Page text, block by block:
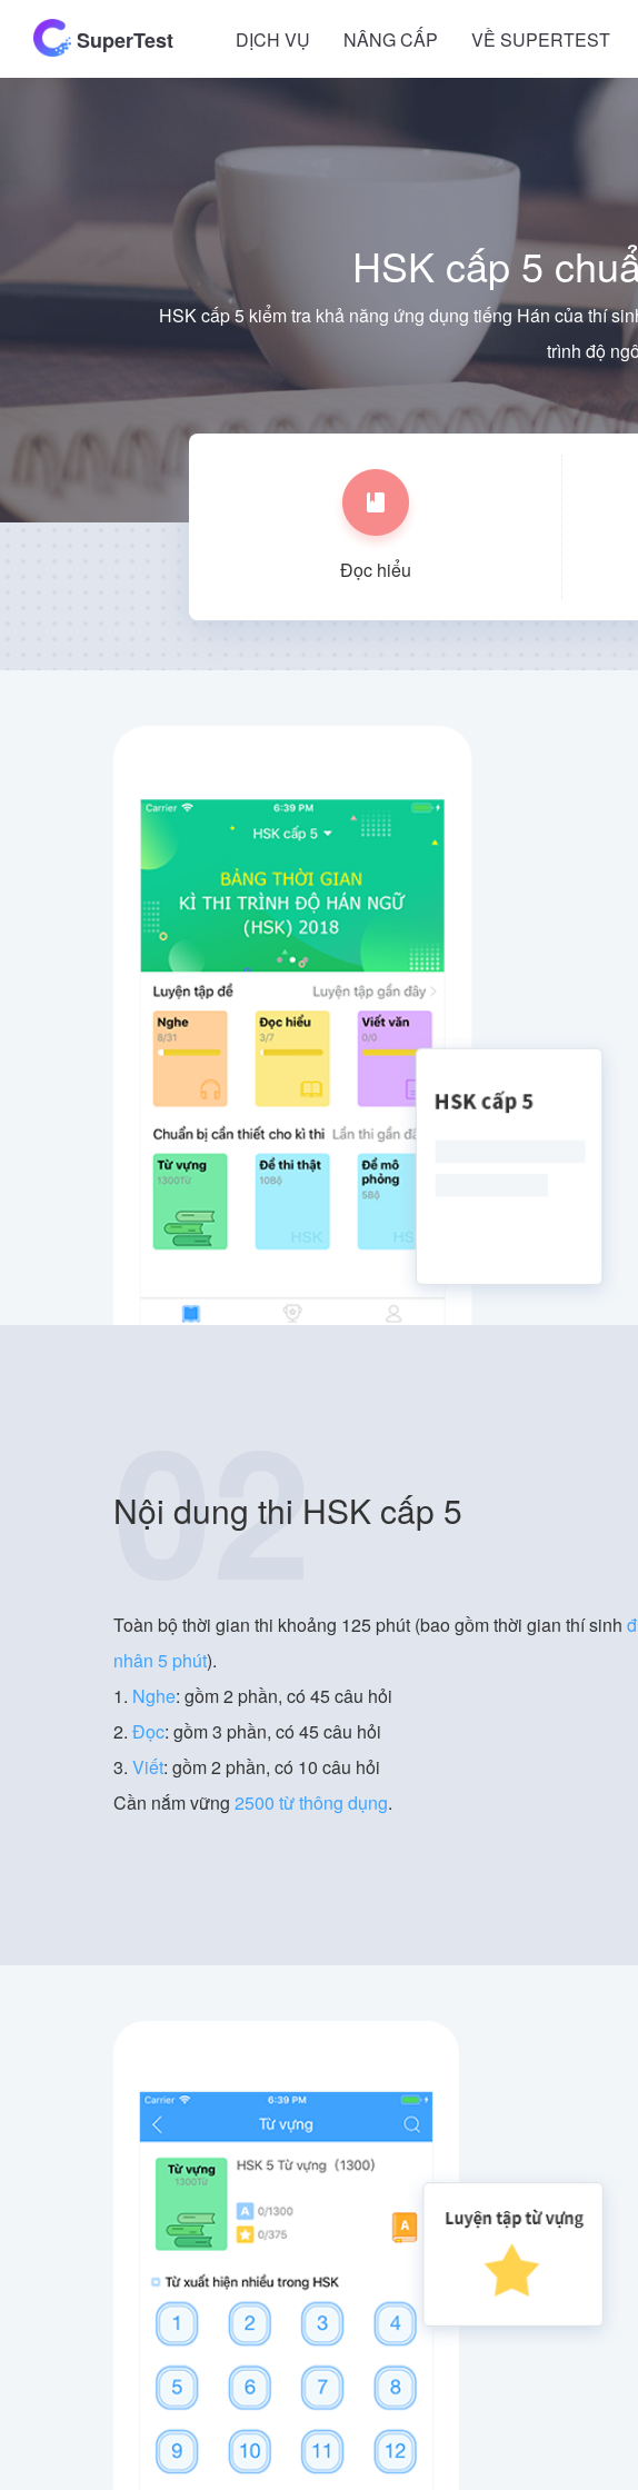
SuperTest DỊCH VỤ NÂNG CẤP VỀ SUPERTEST
HSK cấp 5
HSK cấp 5 kiểm tra khả năng ứng dụng tiếng Hán của thí
trình độ
Đọc hiểu
02
Nội dung thi HSK cấp 5
Toàn bộ thời gian thi khoảng 125 phút (bao gồm thời gian thí sinh
nhân 5 phút).
1. Nghe: gồm 2 phần, có 45 câu hỏi
2. Đọc: gồm 3 phần, có 45 câu hỏi
3. Viết: gồm 2 phần, có 10 câu hỏi
Cần nắm vững 2500 từ thông dụng.